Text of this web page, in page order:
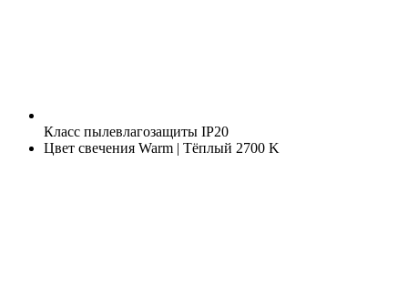
Класс пылевлагозащиты IP20
Цвет свечения Warm | Тёплый 2700 K